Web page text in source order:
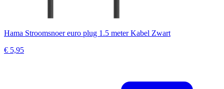
Hama Stroomsnoer euro plug 1.5 meter Kabel Zwart
€ 5,95